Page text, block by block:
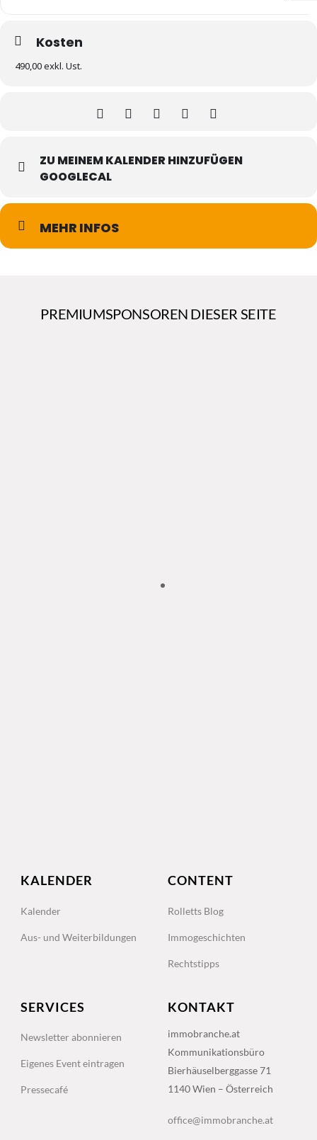
Kosten
490,00 exkl. Ust.
ZU MEINEM KALENDER HINZUFÜGEN
GOOGLECAL
MEHR INFOS
PREMIUMSPONSOREN DIESER SEITE
KALENDER
Kalender
Aus- und Weiterbildungen
CONTENT
Rolletts Blog
Immogeschichten
Rechtstipps
SERVICES
Newsletter abonnieren
Eigenes Event eintragen
Pressecafé
KONTAKT
immobranche.at
Kommunikationsbüro
Bierhäuselberggasse 71
1140 Wien – Österreich
office@immobranche.at